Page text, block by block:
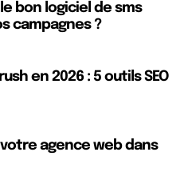
bon logiciel de sms
campagnes ?
en 2026 : 5 outils SEO
agence web dans